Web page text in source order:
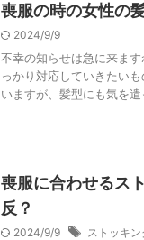
喪服の時の女性の
2024/9/9
不幸の知らせは急に来ま
っかり対応していきたい
いますが、髪型にも気を
喪服に合わせるス
反？
2024/9/9 ストッキン